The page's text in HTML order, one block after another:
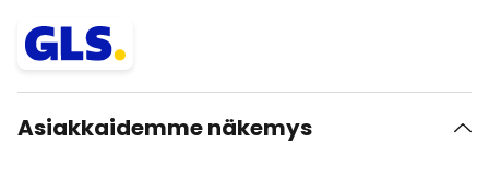
Asiakkaidemme näkemys